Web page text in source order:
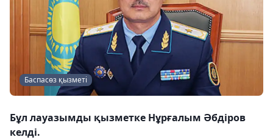
Баспасөз қызметі
Бұл лауазымды қызметке Нұрғалым Әбдіров
келді.